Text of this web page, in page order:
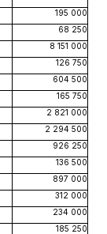
195 000
68 250
8 151 000
126 750
604 500
165 750
2 821 000
2 294 500
926 250
136 500
897 000
312 000
234 000
185 250